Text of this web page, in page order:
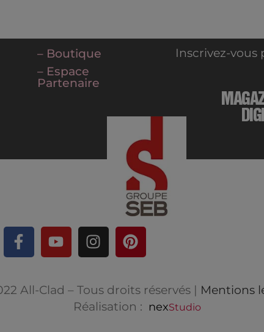
– Boutique
– Espace
Partenaire
Inscrivez-vous
All-Clad – Tous droits réservés | Mentions
Réalisation : nexStudio